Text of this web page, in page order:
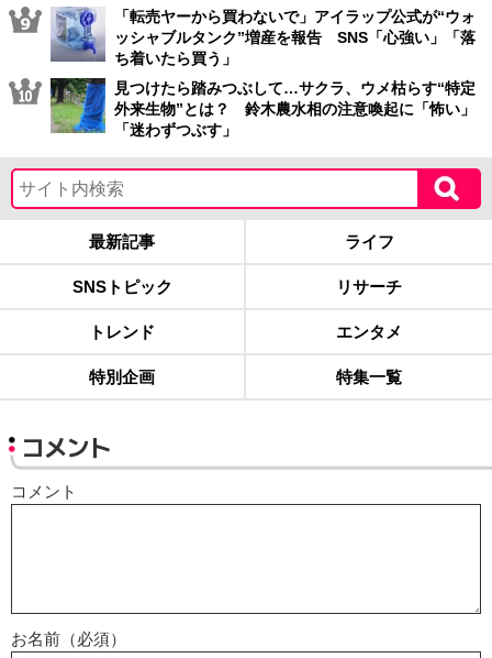
「転売ヤーから買わないで」アイラップ公式が“ウォ
ッシャブルタンク”増産を報告 SNS「心強い」「落
ち着いたら買う」
見つけたら踏みつぶして…サクラ、ウメ枯らす“特定
外来生物”とは？ 鈴木農水相の注意喚起に「怖い」
「迷わずつぶす」
最新記事 ライフ
SNSトピック リサーチ
トレンド エンタメ
特別企画 特集一覧
コメント
コメント
お名前（必須）